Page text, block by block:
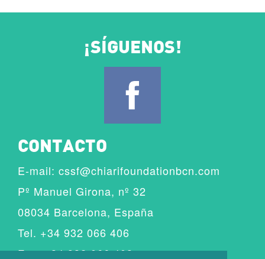
¡SÍGUENOS!
CONTACTO
E-mail: cssf@chiarifoundationbcn.com
Pº Manuel Girona, nº 32
08034 Barcelona, España
Tel. +34 932 066 406
Fax. +34 932 066 403